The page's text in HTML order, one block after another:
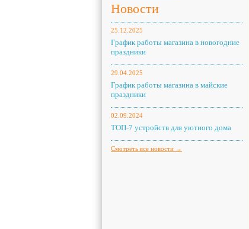
Новости
25.12.2025
График работы магазина в новогодние
праздники
29.04.2025
График работы магазина в майские
праздники
02.09.2024
ТОП-7 устройств для уютного дома
Смотреть все новости →